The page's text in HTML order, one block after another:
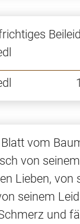
vom
von
Lieben, von
seinem
und